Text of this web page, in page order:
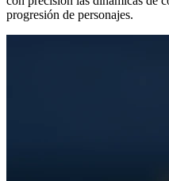
progresión de personajes.